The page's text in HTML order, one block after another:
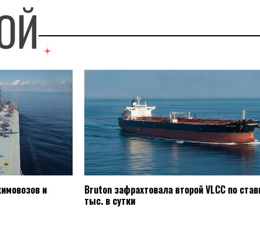
и Bruton зафрахтовала второй VLCC по
тыс. в сутки